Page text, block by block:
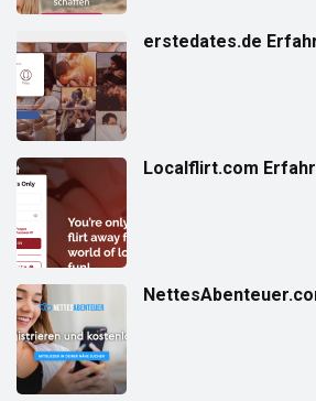
erstedates.de
Localflirt.com